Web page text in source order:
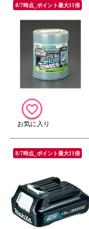
8/7時点_ポイント最大11倍
8/7時点_ポイント最大11倍